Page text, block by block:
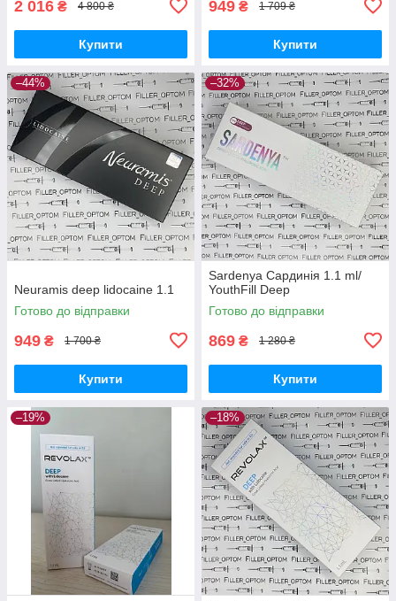
2 016 ₴ 4 800 ₴
Купити
949 ₴ 1 709 ₴
Купити
–44%
Neuramis deep lidocaine 1.1
Готово до відправки
949 ₴ 1 700 ₴
Купити
–32%
Sardenya Сардинія 1.1 ml/
YouthFill Deep
Готово до відправки
869 ₴ 1 280 ₴
Купити
–19% –18%